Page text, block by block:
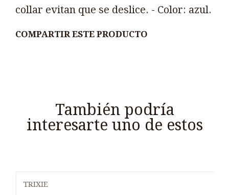
collar evitan que se deslice. - Color: azul.
COMPARTIR ESTE PRODUCTO
También podría
interesarte uno de estos
TRIXIE